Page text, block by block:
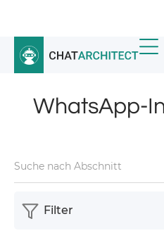
Startseite / Nachricht /
WhatsApp-
Filter